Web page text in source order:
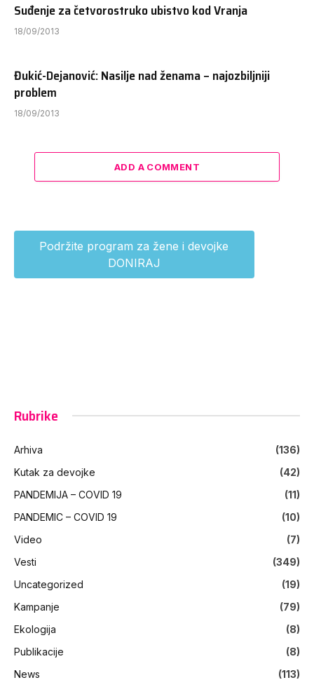
Suđenje za četvorostruko ubistvo kod Vranja
18/09/2013
Đukić-Dejanović: Nasilje nad ženama – najozbiljniji
problem
18/09/2013
ADD A COMMENT
Podržite program za žene i devojke
DONIRAJ
Rubrike
Arhiva
(136)
Kutak za devojke
(42)
PANDEMIJA – COVID 19
(11)
PANDEMIC – COVID 19
(10)
Video
(7)
Vesti
(349)
Uncategorized
(19)
Kampanje
(79)
Ekologija
(8)
Publikacije
(8)
News
(113)